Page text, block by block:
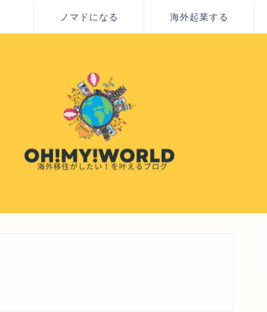
ノマドになる 海外起業する